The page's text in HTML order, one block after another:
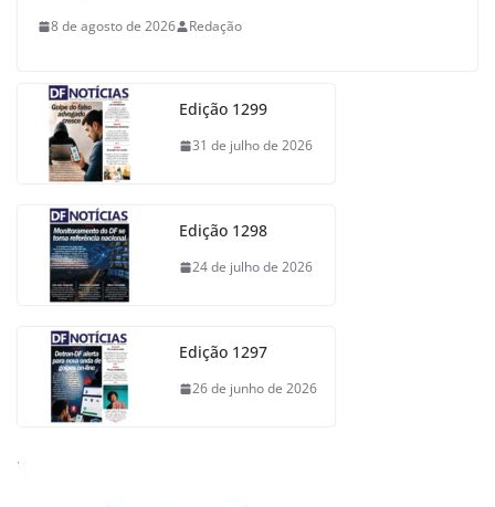
8 de agosto de 2026 Redação
Edição 1299
31 de julho de 2026
Edição 1298
24 de julho de 2026
Edição 1297
26 de junho de 2026